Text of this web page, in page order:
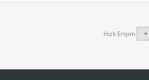
Hızlı Erişim